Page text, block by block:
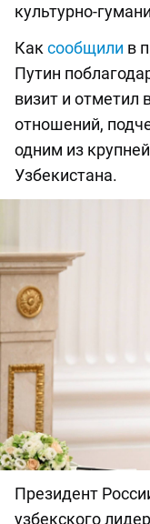
культурно-
Как сообщили в
Путин
визит и отметил
отношений,
одним из
Узбекистана.
Президент
узбекского